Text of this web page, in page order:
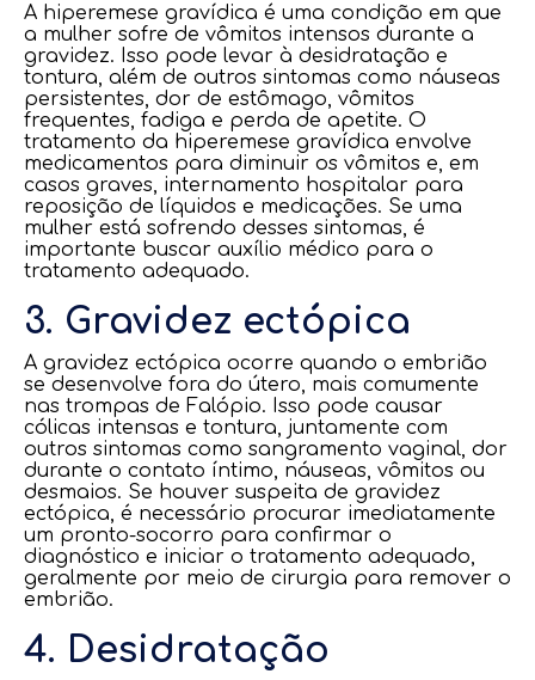
A hiperemese gravídica é uma condição em que
a mulher sofre de vômitos intensos durante a
gravidez. Isso pode levar à desidratação e
tontura, além de outros sintomas como náuseas
persistentes, dor de estômago, vômitos
frequentes, fadiga e perda de apetite. O
tratamento da hiperemese gravídica envolve
medicamentos para diminuir os vômitos e, em
casos graves, internamento hospitalar para
reposição de líquidos e medicações. Se uma
mulher está sofrendo desses sintomas, é
importante buscar auxílio médico para o
tratamento adequado.
3. Gravidez ectópica
A gravidez ectópica ocorre quando o embrião
se desenvolve fora do útero, mais comumente
nas trompas de Falópio. Isso pode causar
cólicas intensas e tontura, juntamente com
outros sintomas como sangramento vaginal, dor
durante o contato íntimo, náuseas, vômitos ou
desmaios. Se houver suspeita de gravidez
ectópica, é necessário procurar imediatamente
um pronto-socorro para confirmar o
diagnóstico e iniciar o tratamento adequado,
geralmente por meio de cirurgia para remover o
embrião.
4. Desidratação